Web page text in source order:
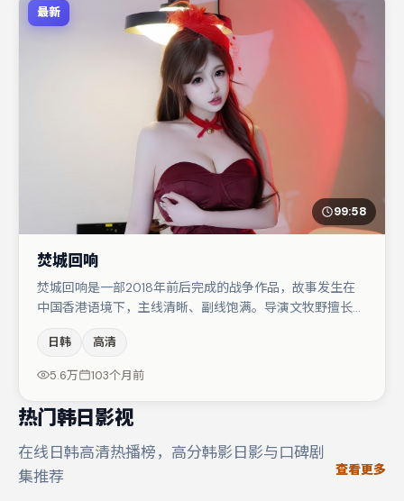
最新
99:58
焚城回响
焚城回响是一部2018年前后完成的战争作品，故事发生在
中国香港语境下，主线清晰、副线饱满。导演文牧野擅长群
娜在片中承担叙事驱动，胡歌、马丽分别提供反差与喜剧/
悬疑调剂（视场次而定）。整体完成度较高，适合周末一口
日韩 高清
5.6万 103个月前
热门韩日影视
在线日韩高清热播榜，高分韩影日影与口碑剧
集推荐
查看更多